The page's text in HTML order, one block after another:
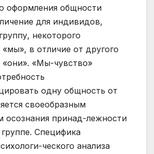
оформления общности
для индивидов,
некоторого
«мы», в отличие от другого
«они». «Мы-чувство»
одну общность от
своеобразным
осознания принад-лежности
Специфика
ческого анализа